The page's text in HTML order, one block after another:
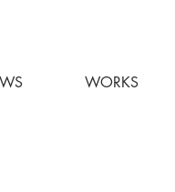
WORKS